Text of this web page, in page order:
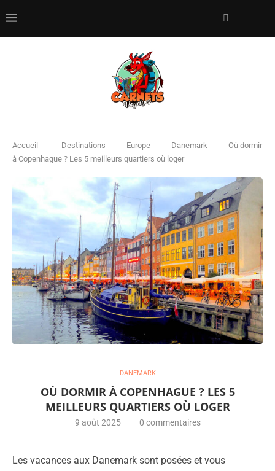
Accueil Destinations Europe Danemark
Où dormir
à Copenhague ? Les 5 meilleurs quartiers où loger
DANEMARK
OÙ DORMIR À COPENHAGUE ? LES 5
MEILLEURS QUARTIERS OÙ LOGER
9 août 2025 0 commentaires
Les vacances aux Danemark sont posées et vous